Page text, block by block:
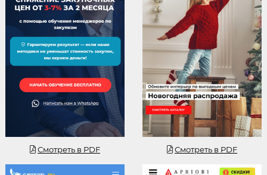
Смотреть в PDF Смотреть в PDF
Смотреть